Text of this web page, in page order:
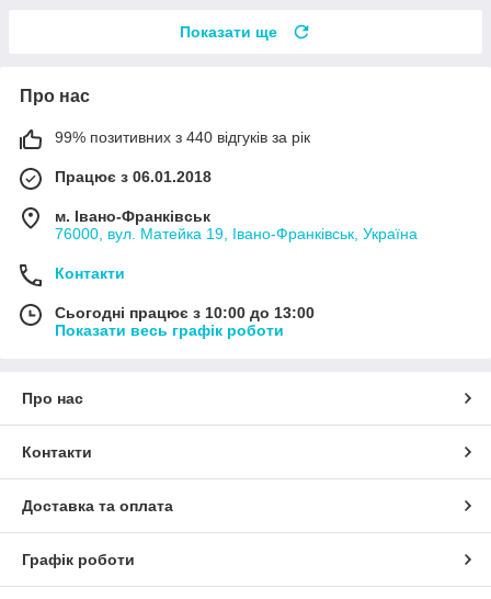
Показати ще
Про нас
99% позитивних з 440 відгуків за рік
Працює з 06.01.2018
м. Івано-Франківськ
76000, вул. Матейка 19, Івано-Франківськ, Україна
Контакти
Сьогодні працює з 10:00 до 13:00
Показати весь графік роботи
Про нас
Контакти
Доставка та оплата
Графік роботи